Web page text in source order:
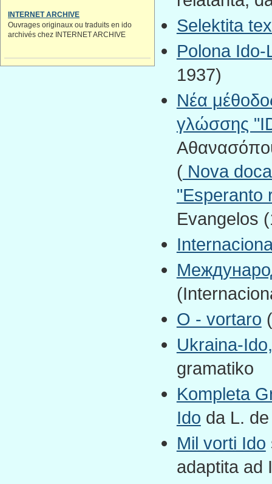
INTERNET ARCHIVE
Ouvrages originaux ou traduits en ido
archivés chez INTERNET ARCHIVE
Selektita
Polona Ido-
1937)
Νέα
γλώσσης
(Nova
"Esperanto
Evangelos
О - vortaro
Ukraina-
gramatiko
Kompleta
Ido da L.
Mil vorti Ido
adaptita ad